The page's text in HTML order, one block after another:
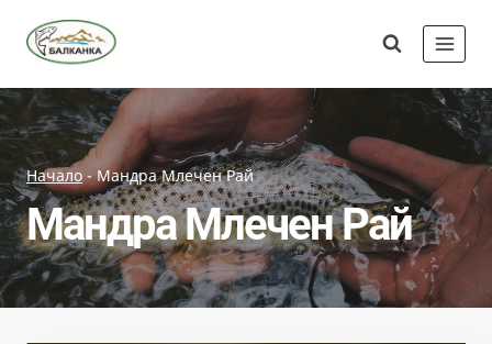
Начало-Мандра Млечен Рай
Мандра Млечен Рай